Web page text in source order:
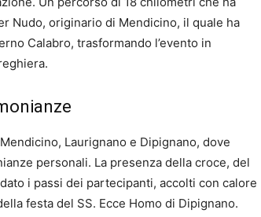
Nudo, originario di Mendicino, il quale ha
Calabro, trasformando l’evento in
Laurignano e Dipignano, dove
personali. La presenza della croce, del
i passi dei partecipanti, accolti con calore
festa del SS. Ecce Homo di Dipignano.